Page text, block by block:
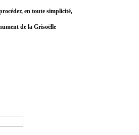
en toute simplicité,
de la Grisoëlle